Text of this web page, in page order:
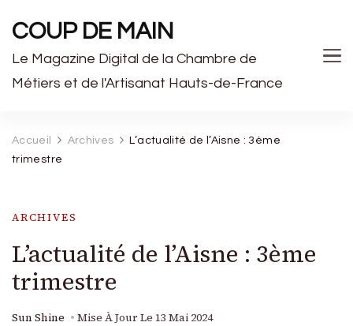
COUP DE MAIN
Le Magazine Digital de la Chambre de
Métiers et de l'Artisanat Hauts-de-France
Accueil Archives
L’actualité de l’Aisne : 3ème
trimestre
ARCHIVES
L’actualité de l’Aisne : 3ème
trimestre
Sun Shine Mise À Jour Le 13 Mai 2024